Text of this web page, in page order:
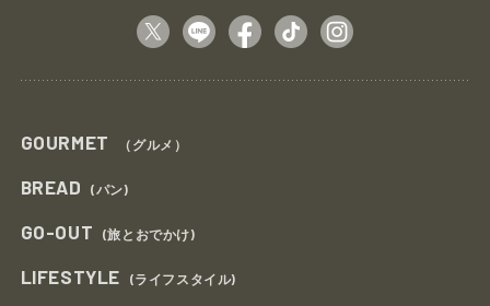
GOURMET （グルメ）
BREAD (パン)
GO-OUT (旅とおでかけ)
LIFESTYLE (ライフスタイル)